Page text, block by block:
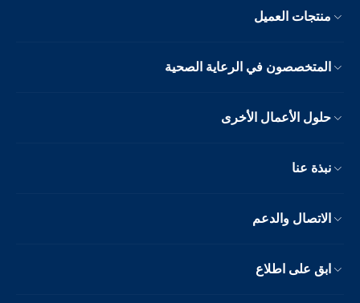
منتجات العميل
المتخصصون في الرعاية الصحية
حلول الأعمال الأخرى
نبذة عنا
الاتصال والدعم
ابق على اطلاع